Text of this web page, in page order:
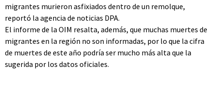
migrantes murieron asfixiados dentro de un remolque,
reportó la agencia de noticias DPA.
El informe de la OIM resalta, además, que muchas muertes de
migrantes en la región no son informadas, por lo que la cifra
de muertes de este año podría ser mucho más alta que la
sugerida por los datos oficiales.